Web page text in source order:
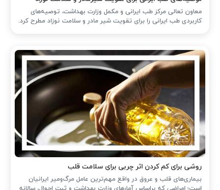
معاون تعالی مرکز طب ایرانی و مکمل وزارت بهداشت، توصیه‌های
کاربردی طب ایرانی را برای تقویت شیر مادر و سلامت نوزاد مطرح کرد.
روشی برای کم کردن اثر چربی برای سلامت قلب
بیماری‌های قلب و عروق در واقع مهم‌ترین عامل مرگ‌ومیر ایرانیان